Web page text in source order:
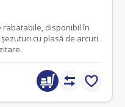
disponibil în
cu plasă de arcuri